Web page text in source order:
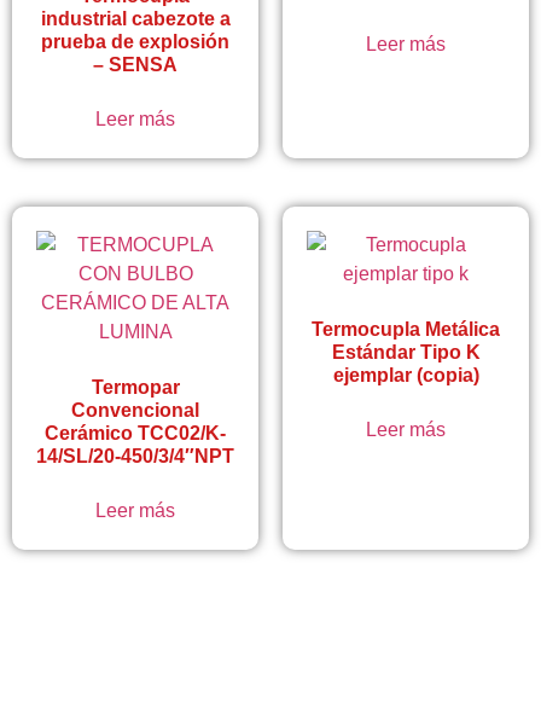
industrial cabezote a
prueba de explosión
– SENSA
Leer más
Leer más
Termopar
Convencional
Cerámico TCC02/K-
14/SL/20-450/3/4″NPT
Leer más
Termocupla Metálica
Estándar Tipo K
ejemplar (copia)
Leer más